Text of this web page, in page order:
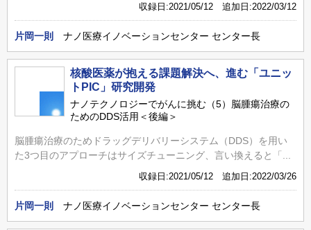
収録日:2021/05/12 追加日:2022/03/12
片岡一則 ナノ医療イノベーションセンター センター長
核酸医薬が抱える課題解決へ、進む「ユニッ
トPIC」研究開発
ナノテクノロジーでがんに挑む（5）脳腫瘍治療の
ためのDDS活用＜後編＞
脳腫瘍治療のためドラッグデリバリーシステム（DDS）を用い
た3つ目のアプローチはサイズチューニング、言い換えると「...
収録日:2021/05/12 追加日:2022/03/26
片岡一則 ナノ医療イノベーションセンター センター長